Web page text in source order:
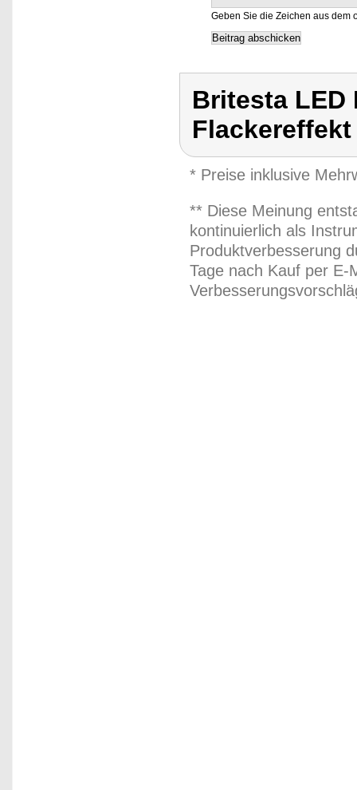
Geben Sie die Zeichen aus dem
Britesta LED
Flackereffekt
* Preise inklusive
** Diese Meinung
kontinuierlich als
Produktverbesserung
Tage nach Kauf per E-